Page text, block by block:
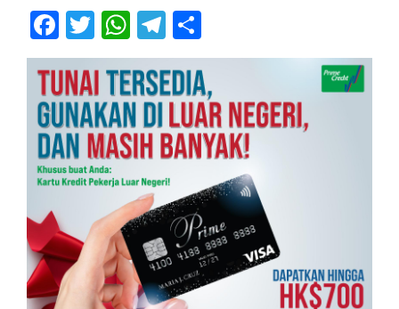
Facebook
Twitter
WhatsApp
Telegram